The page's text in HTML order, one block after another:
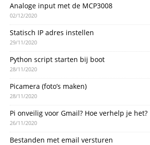
Analoge input met de MCP3008
02/12/2020
Statisch IP adres instellen
29/11/2020
Python script starten bij boot
28/11/2020
Picamera (foto’s maken)
28/11/2020
Pi onveilig voor Gmail? Hoe verhelp je het?
26/11/2020
Bestanden met email versturen